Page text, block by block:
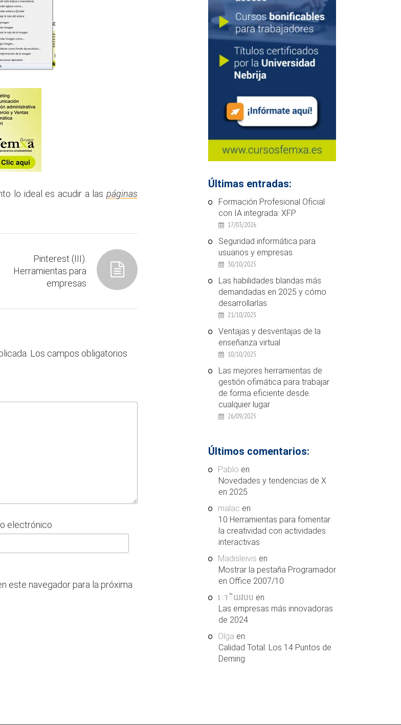
lo ideal es acudir a laspáginas
Pinterest (III).
Herramientas para
empresas
Los campos obligatorios
electrónico
este navegador para la próxima
Últimas entradas:
Formación Profesional Oficial
con IA integrada: XFP
17/03/2026
Seguridad informática para
usuarios y empresas
30/10/2025
Las habilidades blandas más
demandadas en 2025 y cómo
desarrollarlas
21/10/2025
Ventajas y desventajas de la
enseñanza virtual
10/10/2025
Las mejores herramientas de
gestión ofimática para trabajar
de forma eficiente desde
cualquier lugar
26/09/2025
Últimos comentarios:
Pablo en
Novedades y tendencias de X
en 2025
malac en
10 Herramientas para fomentar
la creatividad con actividades
interactivas
Madisleivis en
Mostrar la pestaña Programador
en Office 2007/10
ោិយវបប en
Las empresas más innovadoras
de 2024
Olga en
Calidad Total: Los 14 Puntos de
Deming